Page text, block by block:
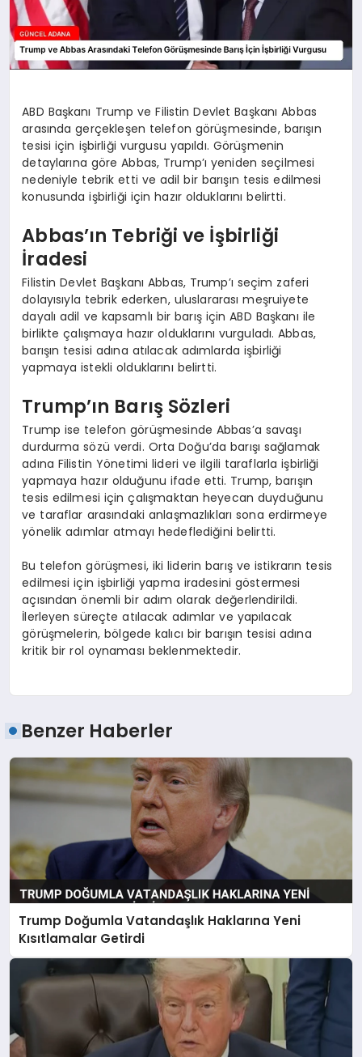
ABD Başkanı Trump ve Filistin Devlet Başkanı Abbas
arasında gerçekleşen telefon görüşmesinde, barışın
tesisi için işbirliği vurgusu yapıldı. Görüşmenin
detaylarına göre Abbas, Trump’ı yeniden seçilmesi
nedeniyle tebrik etti ve adil bir barışın tesis edilmesi
konusunda işbirliği için hazır olduklarını belirtti.
Abbas’ın Tebriği ve İşbirliği
İradesi
Filistin Devlet Başkanı Abbas, Trump’ı seçim zaferi
dolayısıyla tebrik ederken, uluslararası meşruiyete
dayalı adil ve kapsamlı bir barış için ABD Başkanı ile
birlikte çalışmaya hazır olduklarını vurguladı. Abbas,
barışın tesisi adına atılacak adımlarda işbirliği
yapmaya istekli olduklarını belirtti.
Trump’ın Barış Sözleri
Trump ise telefon görüşmesinde Abbas’a savaşı
durdurma sözü verdi. Orta Doğu’da barışı sağlamak
adına Filistin Yönetimi lideri ve ilgili taraflarla işbirliği
yapmaya hazır olduğunu ifade etti. Trump, barışın
tesis edilmesi için çalışmaktan heyecan duyduğunu
ve taraflar arasındaki anlaşmazlıkları sona erdirmeye
yönelik adımlar atmayı hedeflediğini belirtti.
Bu telefon görüşmesi, iki liderin barış ve istikrarın tesis
edilmesi için işbirliği yapma iradesini göstermesi
açısından önemli bir adım olarak değerlendirildi.
İlerleyen süreçte atılacak adımlar ve yapılacak
görüşmelerin, bölgede kalıcı bir barışın tesisi adına
kritik bir rol oynaması beklenmektedir.
Benzer Haberler
Trump Doğumla Vatandaşlık Haklarına Yeni
Kısıtlamalar Getirdi